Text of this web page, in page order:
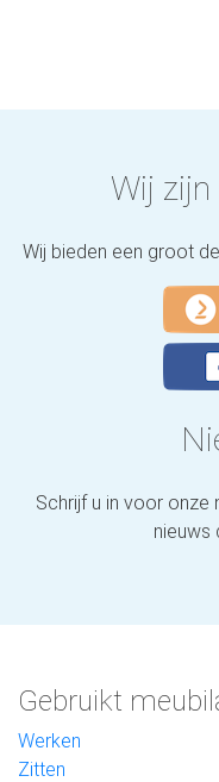
Wij
Wij bieden een groot
Schrijf u in voor onze
nieuws
Gebruikt
Werken
Zitten